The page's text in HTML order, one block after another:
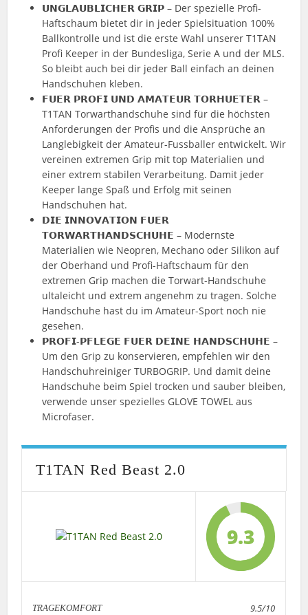
𝗨𝗡𝗚𝗟𝗔𝗨𝗕𝗟𝗜𝗖𝗛𝗘𝗥 𝗚𝗥𝗜𝗣 – Der spezielle Profi-
Haftschaum bietet dir in jeder Spielsituation 100%
Ballkontrolle und ist die erste Wahl unserer T1TAN
Profi Keeper in der Bundesliga, Serie A und der MLS.
So bleibt auch bei dir jeder Ball einfach an deinen
Handschuhen kleben.
𝗙𝗨𝗘𝗥 𝗣𝗥𝗢𝗙𝗜 𝗨𝗡𝗗 𝗔𝗠𝗔𝗧𝗘𝗨𝗥 𝗧𝗢𝗥𝗛𝗨𝗘𝗧𝗘𝗥 –
T1TAN Torwarthandschuhe sind für die höchsten
Anforderungen der Profis und die Ansprüche an
Langlebigkeit der Amateur-Fussballer entwickelt. Wir
vereinen extremen Grip mit top Materialien und
einer extrem stabilen Verarbeitung. Damit jeder
Keeper lange Spaß und Erfolg mit seinen
Handschuhen hat.
𝗗𝗜𝗘 𝗜𝗡𝗡𝗢𝗩𝗔𝗧𝗜𝗢𝗡 𝗙𝗨𝗘𝗥
𝗧𝗢𝗥𝗪𝗔𝗥𝗧𝗛𝗔𝗡𝗗𝗦𝗖𝗛𝗨𝗛𝗘 – Modernste
Materialien wie Neopren, Mechano oder Silikon auf
der Oberhand und Profi-Haftschaum für den
extremen Grip machen die Torwart-Handschuhe
ultaleicht und extrem angenehm zu tragen. Solche
Handschuhe hast du im Amateur-Sport noch nie
gesehen.
𝗣𝗥𝗢𝗙𝗜-𝗣𝗙𝗟𝗘𝗚𝗘 𝗙𝗨𝗘𝗥 𝗗𝗘𝗜𝗡𝗘 𝗛𝗔𝗡𝗗𝗦𝗖𝗛𝗨𝗛𝗘 –
Um den Grip zu konservieren, empfehlen wir den
Handschuhreiniger TURBOGRIP. Und damit deine
Handschuhe beim Spiel trocken und sauber bleiben,
verwende unser spezielles GLOVE TOWEL aus
Microfaser.
T1TAN Red Beast 2.0
9.3
TRAGEKOMFORT 9.5/10